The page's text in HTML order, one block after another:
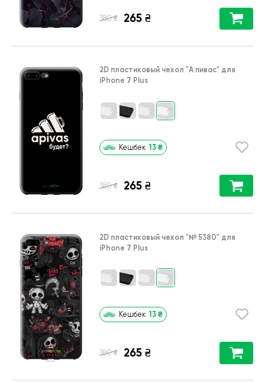
380 ₴ 265 ₴
2D пластиковый чехол "А пивас" для
iPhone 7 Plus
Кешбек 13 ₴
380 ₴ 265 ₴
2D пластиковый чехол "№ 5380" для
iPhone 7 Plus
Кешбек 13 ₴
380 ₴ 265 ₴